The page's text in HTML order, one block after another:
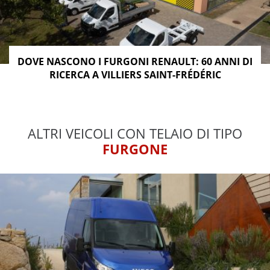
DOVE NASCONO I FURGONI RENAULT: 60 ANNI DI
RICERCA A VILLIERS SAINT-FRÉDÉRIC
ALTRI VEICOLI CON TELAIO DI TIPO
FURGONE